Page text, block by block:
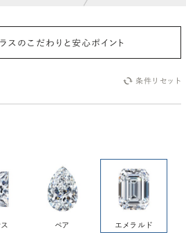
スのこだわりと安心ポイント
条件リセット
ペア エメラルド